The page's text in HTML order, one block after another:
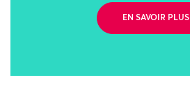
EN SAVOIR PLUS